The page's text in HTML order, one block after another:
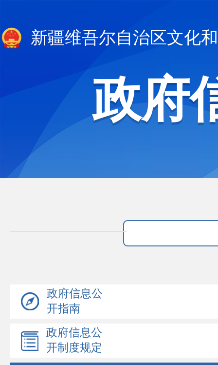
新疆维吾尔自治区文化
政府
政府信息公
开指南
政府信息公
开制度规定